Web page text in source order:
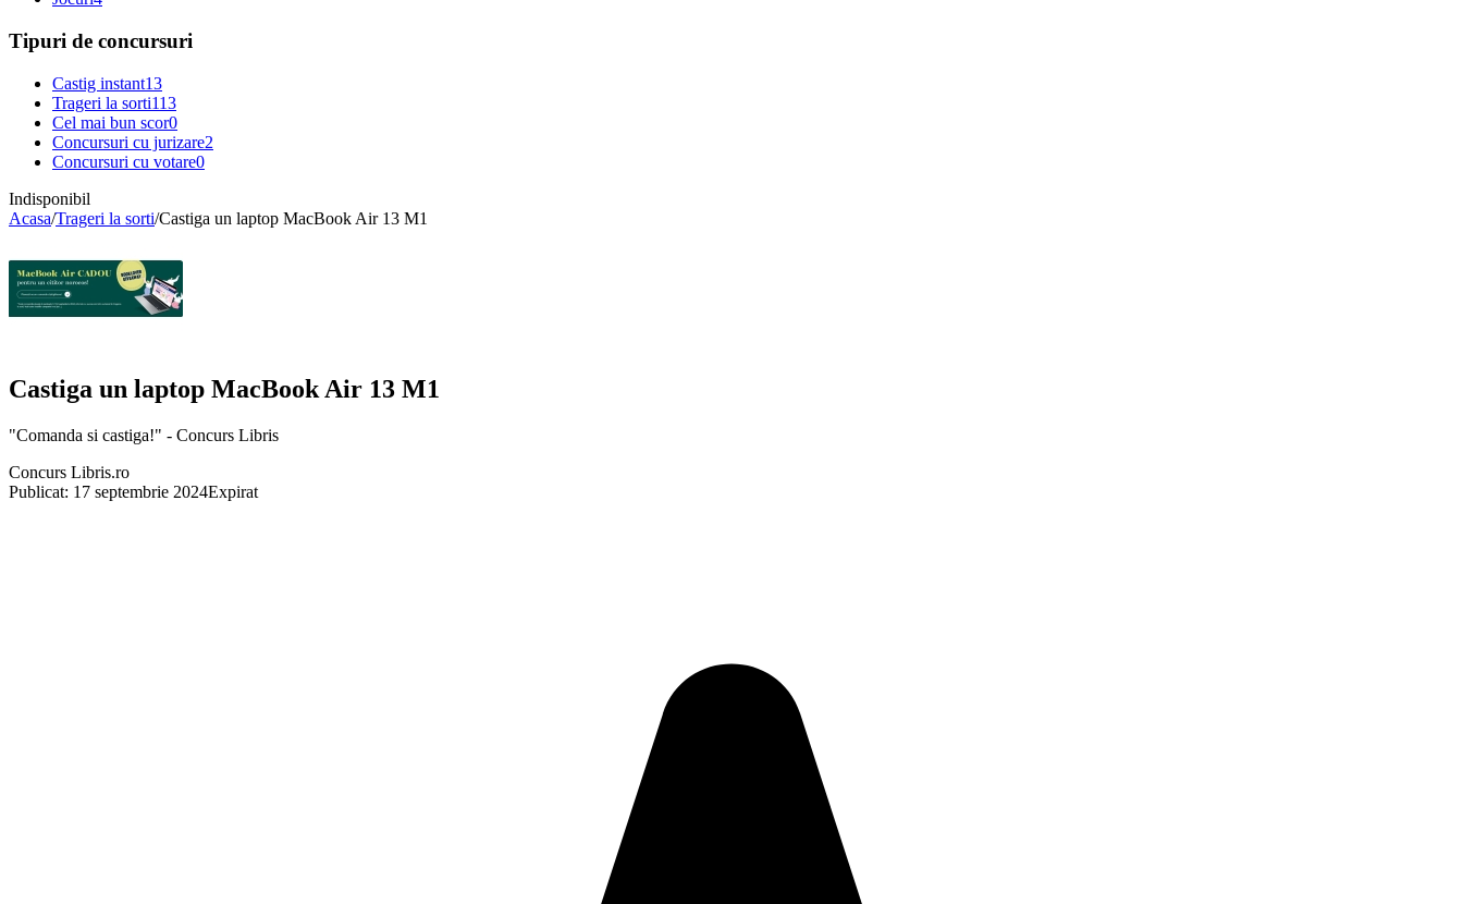
Tipuri de concursuri
Castig instant13
Trageri la sorti113
Cel mai bun scor0
Concursuri cu jurizare2
Concursuri cu votare0
Indisponibil
Acasa/Trageri la sorti/Castiga un laptop MacBook Air 13 M1
Castiga un laptop MacBook Air 13 M1
"Comanda si castiga!" - Concurs Libris
Concurs Libris.ro
Publicat: 17 septembrie 2024Expirat